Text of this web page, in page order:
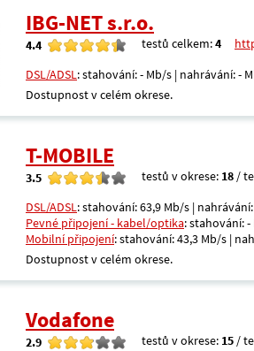
IBG-NET s.r.o.
4.4 testů celkem:4
DSL/ADSL: stahování: - Mb/s | nahrávání: -
Dostupnost v celém okrese.
T-MOBILE
3.5 testů v okrese: 18 /
DSL/ADSL: stahování: 63,9 Mb/s |
Pevné připojení - kabel/optika: stahování:
Mobilní připojení: stahování: 43,3 Mb/s |
Dostupnost v celém okrese.
Vodafone
2.9 testů v okrese: 15 /